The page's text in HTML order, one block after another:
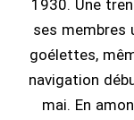
1930. Une
ses membres
goélettes,
navigation
mai. En